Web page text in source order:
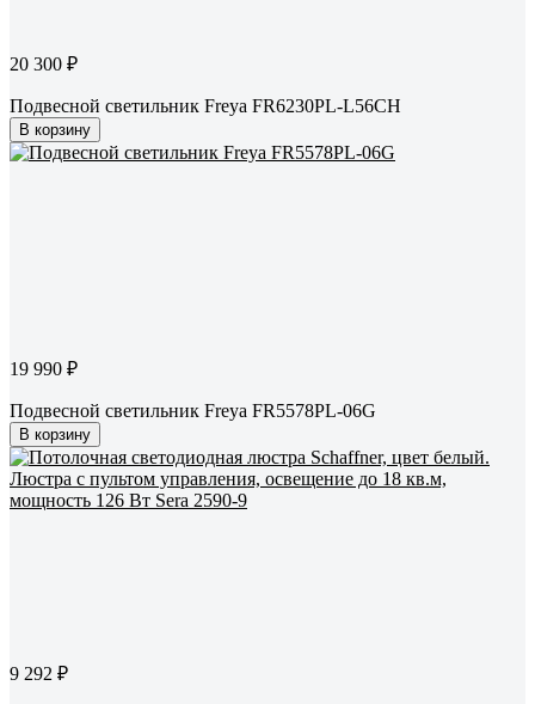
20 300 ₽
Подвесной светильник Freya FR6230PL-L56CH
В корзину
19 990 ₽
Подвесной светильник Freya FR5578PL-06G
В корзину
9 292 ₽